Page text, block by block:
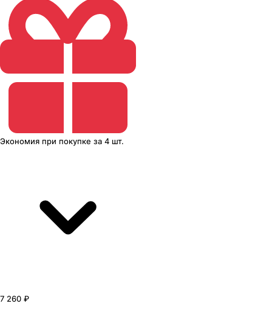
Экономия при покупке за 4 шт.
7 260 ₽